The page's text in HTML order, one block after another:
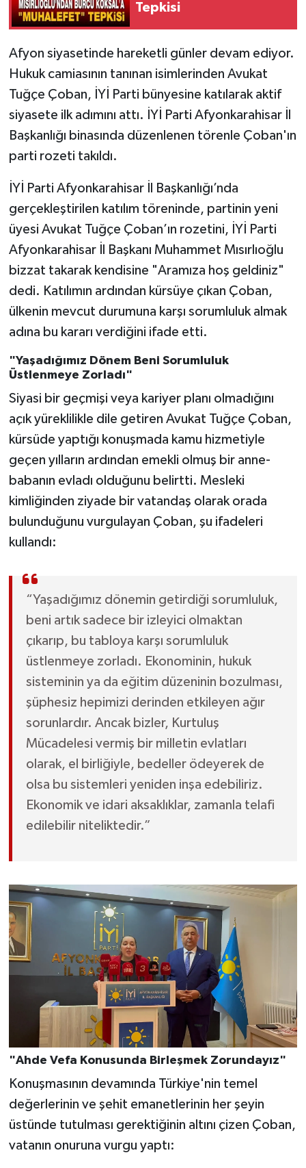
Tepkisi
Afyon siyasetinde hareketli günler devam ediyor.
Hukuk camiasının tanınan isimlerinden Avukat
Tuğçe Çoban, İYİ Parti bünyesine katılarak aktif
siyasete ilk adımını attı. İYİ Parti Afyonkarahisar İl
Başkanlığı binasında düzenlenen törenle Çoban'ın
parti rozeti takıldı.
İYİ Parti Afyonkarahisar İl Başkanlığı’nda
gerçekleştirilen katılım töreninde, partinin yeni
üyesi Avukat Tuğçe Çoban’ın rozetini, İYİ Parti
Afyonkarahisar İl Başkanı Muhammet Mısırlıoğlu
bizzat takarak kendisine "Aramıza hoş geldiniz"
dedi. Katılımın ardından kürsüye çıkan Çoban,
ülkenin mevcut durumuna karşı sorumluluk almak
adına bu kararı verdiğini ifade etti.
"Yaşadığımız Dönem Beni Sorumluluk
Üstlenmeye Zorladı"
Siyasi bir geçmişi veya kariyer planı olmadığını
açık yüreklilikle dile getiren Avukat Tuğçe Çoban,
kürsüde yaptığı konuşmada kamu hizmetiyle
geçen yılların ardından emekli olmuş bir anne-
babanın evladı olduğunu belirtti. Mesleki
kimliğinden ziyade bir vatandaş olarak orada
bulunduğunu vurgulayan Çoban, şu ifadeleri
kullandı:
“Yaşadığımız dönemin getirdiği sorumluluk,
beni artık sadece bir izleyici olmaktan
çıkarıp, bu tabloya karşı sorumluluk
üstlenmeye zorladı. Ekonominin, hukuk
sisteminin ya da eğitim düzeninin bozulması,
şüphesiz hepimizi derinden etkileyen ağır
sorunlardır. Ancak bizler, Kurtuluş
Mücadelesi vermiş bir milletin evlatları
olarak, el birliğiyle, bedeller ödeyerek de
olsa bu sistemleri yeniden inşa edebiliriz.
Ekonomik ve idari aksaklıklar, zamanla telafi
edilebilir niteliktedir.”
"Ahde Vefa Konusunda Birleşmek Zorundayız"
Konuşmasının devamında Türkiye'nin temel
değerlerinin ve şehit emanetlerinin her şeyin
üstünde tutulması gerektiğinin altını çizen Çoban,
vatanın onuruna vurgu yaptı: